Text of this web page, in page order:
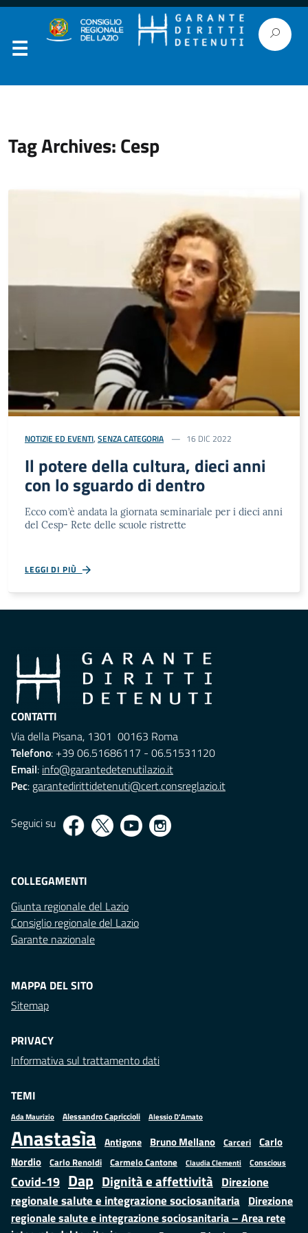
Tag Archives: Cesp
NOTIZIE ED EVENTI, SENZA CATEGORIA 16 DIC 2022
Il potere della cultura, dieci anni
con lo sguardo di dentro
Ecco com’è andata la giornata seminariale per i dieci anni
del Cesp- Rete delle scuole ristrette
LEGGI DI PIÙ
CONTATTI
Via della Pisana, 1301 00163 Roma
Telefono: +39 06.51686117 - 06.51531120
Email: info@garantedetenutilazio.it
Pec: garantedirittidetenuti@cert.consreglazio.it
Seguici su
COLLEGAMENTI
Giunta regionale del Lazio
Consiglio regionale del Lazio
Garante nazionale
MAPPA DEL SITO
Sitemap
PRIVACY
Informativa sul trattamento dati
TEMI
Ada Maurizio Alessandro Capriccioli Alessio D'Amato
Anastasìa Antigone Bruno Mellano Carceri
Carlo
Nordio Carlo Renoldi Carmelo Cantone Claudia Clementi Conscious
Covid-19 Dap Dignità e affettività Direzione
regionale salute e integrazione sociosanitaria Direzione
regionale salute e integrazione sociosanitaria – Area rete